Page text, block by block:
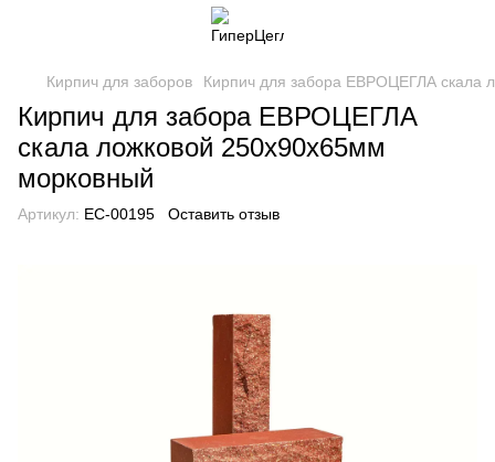
Кирпич для заборов Кирпич для забора ЕВРОЦЕГЛА скала
Кирпич для забора ЕВРОЦЕГЛА
скала ложковой 250х90х65мм
морковный
Артикул: EC-00195 Оставить отзыв